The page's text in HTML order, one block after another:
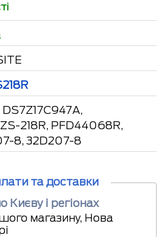
DS7Z17C947A,
218R, PFD44068R,
8, 32D207-8
та доставки
Києву і регіонах
магазину, Нова